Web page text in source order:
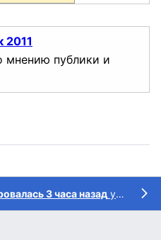
2011
мнению публики и
3 часа назад участником